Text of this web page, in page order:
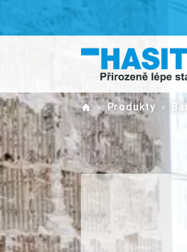
HomeProdukty